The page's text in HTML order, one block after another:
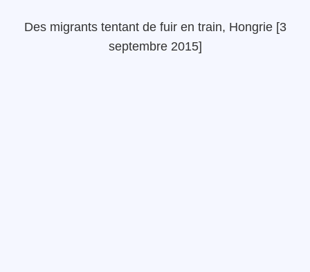
Des migrants tentant de fuir en train, Hongrie [3
septembre 2015]